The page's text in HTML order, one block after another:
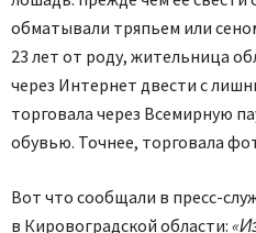
обматывали тряпьем или
23 лет от роду, жительница
через Интернет двести с
торговала через Всемирную
обувью. Точнее, торговала
Вот что сообщали в пресс-
в Кировоградской области: